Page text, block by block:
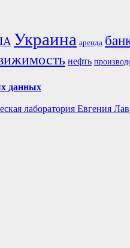
Украина аренда
нефть
данных
лаборатория Евгения